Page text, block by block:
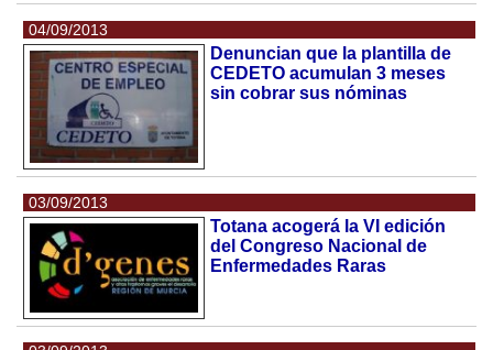
04/09/2013
Denuncian que la plantilla de
CEDETO acumulan 3 meses
sin cobrar sus nóminas
03/09/2013
Totana acogerá la VI edición
del Congreso Nacional de
Enfermedades Raras